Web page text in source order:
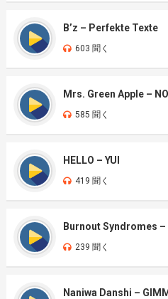
B’z – Perfekte Texte
603 聞く
Mrs. Green Apple –
585 聞く
HELLO – YUI
419 聞く
Burnout Syndromes –
239 聞く
Naniwa Danshi –